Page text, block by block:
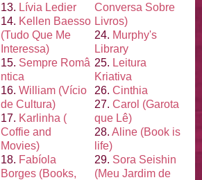
13. Lívia Ledier
14. Kellen Baesso
(Tudo Que Me
Interessa)
15. Sempre Româ
ntica
16. William (Vício
de Cultura)
17. Karlinha (
Coffie and
Movies)
18. Fabíola
Borges (Books,
Conversa Sobre
Livros)
24. Murphy's
Library
25. Leitura
Kriativa
26. Cinthia
27. Carol (Garota
que Lê)
28. Aline (Book is
life)
29. Sora Seishin
(Meu Jardim de